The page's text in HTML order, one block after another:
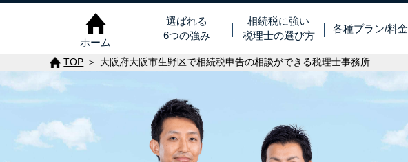
ホーム
選ばれる
6つの強み
相続税に強い
税理士の選び方
各種プラン/料金
TOP 大阪府大阪市生野区で相続税申告の相談ができる税理士事務所